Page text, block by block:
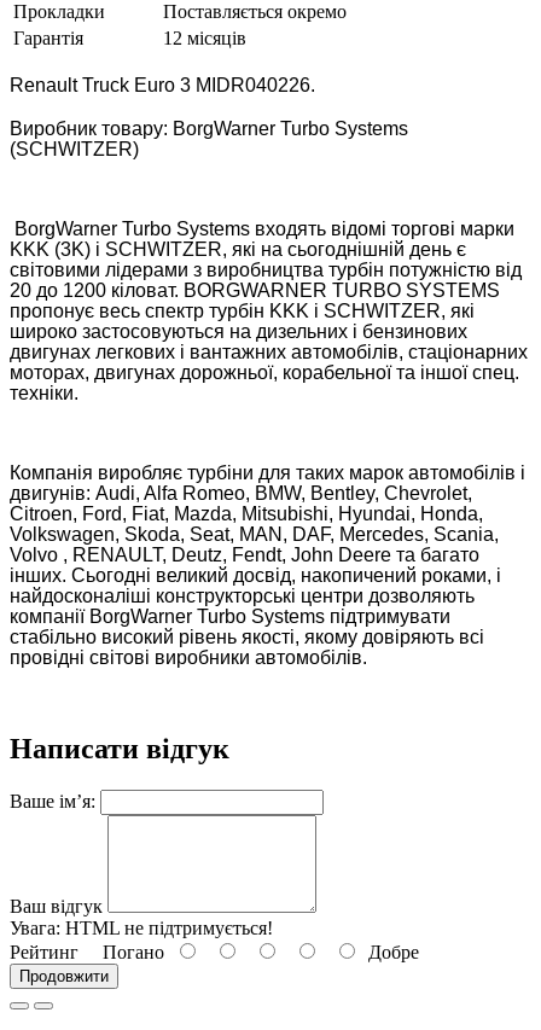
Прокладки
Поставляється окремо
Гарантія
12 місяців
Renault Truck Euro 3 MIDR040226.
Виробник товару: BorgWarner Turbo Systems
(SCHWITZER)
BorgWarner Turbo Systems входять відомі торгові марки
KKK (3K) і SCHWITZER, які на сьогоднішній день є
світовими лідерами з виробництва турбін потужністю від
20 до 1200 кіловат. BORGWARNER TURBO SYSTEMS
пропонує весь спектр турбін KKK і SCHWITZER, які
широко застосовуються на дизельних і бензинових
двигунах легкових і вантажних автомобілів, стаціонарних
моторах, двигунах дорожньої, корабельної та іншої спец.
техніки.
Компанія виробляє турбіни для таких марок автомобілів і
двигунів: Audi, Alfa Romeo, BMW, Bentley, Chevrolet,
Citroen, Ford, Fiat, Mazda, Mitsubishi, Hyundai, Honda,
Volkswagen, Skoda, Seat, MAN, DAF, Mercedes, Scania,
Volvo , RENAULT, Deutz, Fendt, John Deere та багато
інших. Сьогодні великий досвід, накопичений роками, і
найдосконаліші конструкторські центри дозволяють
компанії BorgWarner Turbo Systems підтримувати
стабільно високий рівень якості, якому довіряють всі
провідні світові виробники автомобілів.
Написати відгук
Ваше ім’я:
Ваш відгук
Увага: HTML не підтримується!
Рейтинг Погано Добре
Продовжити